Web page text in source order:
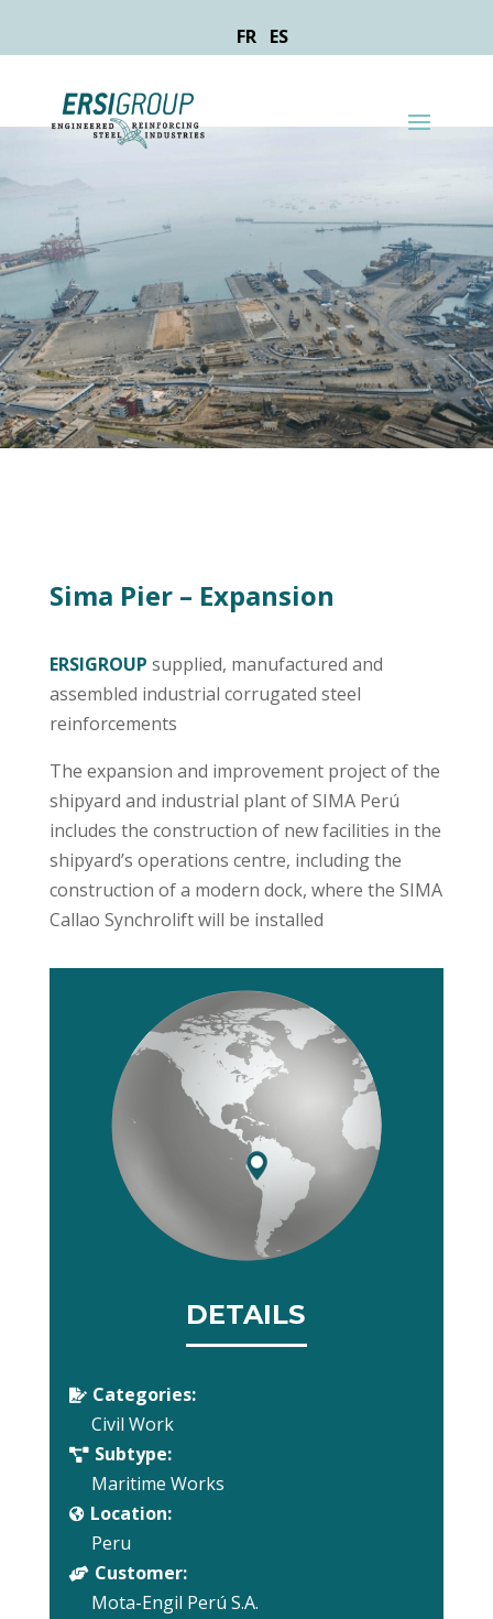
FR ES
Sima Pier – Expansion
ERSIGROUP supplied, manufactured and
assembled industrial corrugated steel
reinforcements
The expansion and improvement project of the
shipyard and industrial plant of SIMA Perú
includes the construction of new facilities in the
shipyard’s operations centre, including the
construction of a modern dock, where the SIMA
Callao Synchrolift will be installed
DETAILS
 Categories:
Civil Work
 Subtype:
Maritime Works
 Location:
Peru
 Customer:
Mota-Engil Perú S.A.